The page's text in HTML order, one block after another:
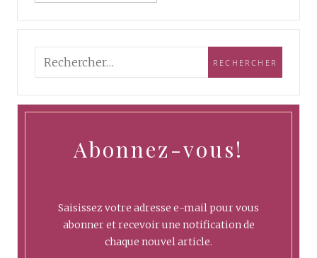
Abonnez-vous!
Saisissez votre adresse e-mail pour vous
abonner et recevoir une notification de
chaque nouvel article.